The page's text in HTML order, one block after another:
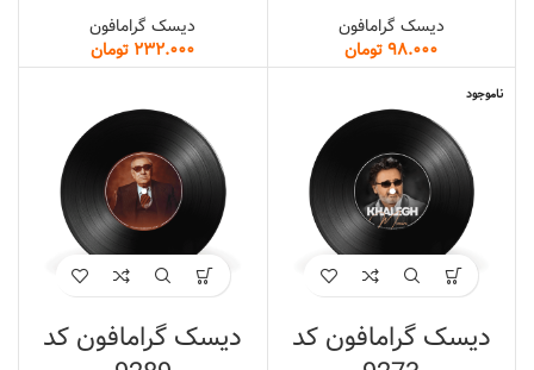
دیسک گرامافون
تومان
دیسک گرامافون
تومان
ناموجود
دیسک گرامافون کد
دیسک گرامافون کد